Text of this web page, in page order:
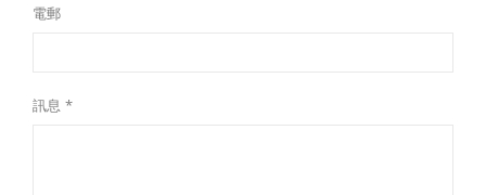
電郵
訊息 *